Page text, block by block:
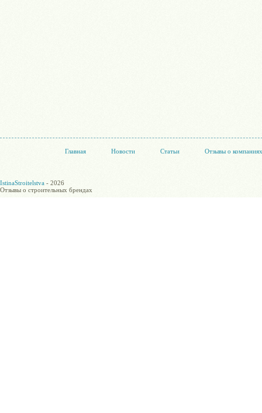
Главная Новости Статьи Отзывы о компаниях
IstinaStroitelstva - 2026
Отзывы о строительных брендах